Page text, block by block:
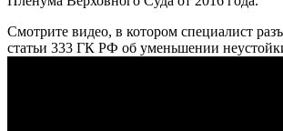
Смотрите видео, в котором специалист
статьи 333 ГК РФ об уменьшении